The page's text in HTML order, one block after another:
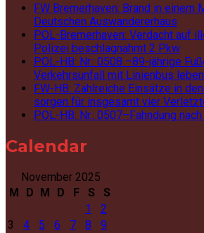
FW Bremerhaven: Brand in einem
Deutschen Auswandererhaus
POL-Bremerhaven: Verdacht auf
Polizei beschlagnahmt 2 Pkw
POL-HB: Nr.: 0508 –89-jährige
Verkehrsunfall mit Linienbus
FW-HB: Zahlreiche Einsätze in
sorgen für insgesamt vier
POL-HB: Nr.: 0507–Fahndung
Calendar
November 2025
M
D M D F S
S
1
2
3
4 5 6 7 8
9